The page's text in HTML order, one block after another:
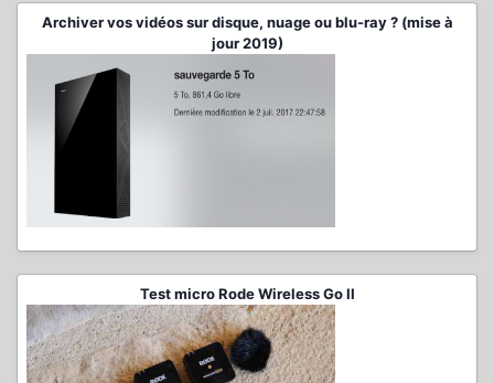
Archiver vos vidéos sur disque, nuage ou blu-ray ? (mise à
jour 2019)
Test micro Rode Wireless Go II